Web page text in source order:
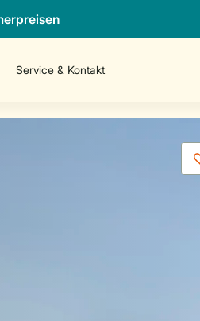
Service & Kontakt